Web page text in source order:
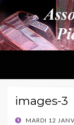
ANPF
Association
images-3
POSTED
MARDI 12